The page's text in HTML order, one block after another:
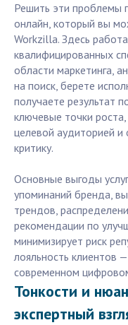
Решить эти проблемы
онлайн, который вы
Workzilla. Здесь
квалифицированных
области маркетинга,
на поиск, берете
получаете результат
ключевые точки
целевой аудиторией и
критику.
Основные выгоды
упоминаний бренда,
трендов,
рекомендации по
минимизирует риск
лояльность клиентов
современном
Тонкости и
экспертный